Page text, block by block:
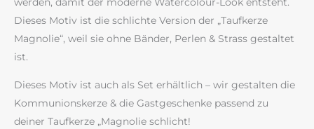
Dieses Motiv ist die schlichte Version der „Taufkerze
Magnolie“, weil sie ohne Bänder, Perlen & Strass gestaltet
ist.
Dieses Motiv ist auch als Set erhältlich – wir gestalten die
Kommunionskerze & die Gastgeschenke passend zu
deiner Taufkerze „Magnolie schlicht!